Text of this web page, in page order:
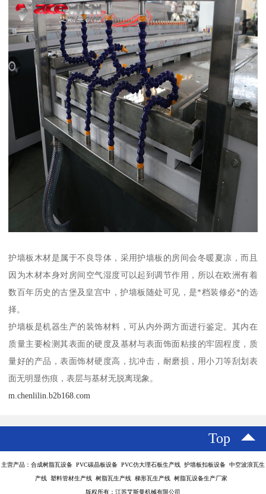
护墙板木材是属于不良导体，采用护墙板的房间会冬暖夏凉，而且
因为木材本身对房间空气湿度可以起到调节作用，所以在欧洲有着
数百年历史的古堡及皇宫中，护墙板随处可见，是*档装修必*的选
择。
护墙板是机器生产的装饰材料，可从内外两方面进行鉴定。其内在
质量主要检测其表面的硬度及基材与表面饰面粘接的牢固程度，质
量好的产品，表面饰材硬度高，抗冲击，耐磨损，用小刀等刮划表
面无明显伤痕，表层与基材无脱离现象。
m.chenlilin.b2b168.com
Top
主营产品：合成树脂瓦设备 PVC碳晶板设备 PVC仿大理石板生产线 护墙板扣板设备 中空波浪瓦生
产线 塑料管材生产线 树脂瓦生产线 梯形瓦生产线 树脂瓦设备生产厂家
版权所有：江苏艾斯曼机械有限公司